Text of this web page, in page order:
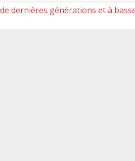
dernières générations et à